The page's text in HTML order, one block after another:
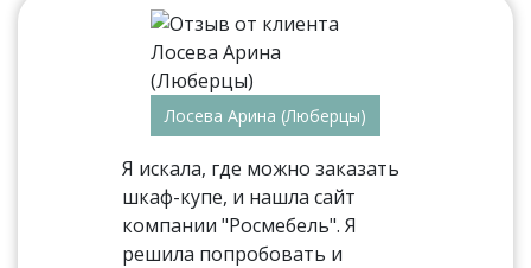
Лосева Арина (Люберцы)
Я искала, где можно заказать
шкаф-купе, и нашла сайт
компании "Росмебель". Я
решила попробовать и